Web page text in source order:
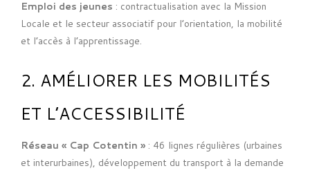
Emploi des jeunes : contractualisation avec la Mission
Locale et le secteur associatif pour l’orientation, la mobilité
et l’accès à l’apprentissage.
2. AMÉLIORER LES MOBILITÉS
ET L’ACCESSIBILITÉ
Réseau « Cap Cotentin » : 46 lignes régulières (urbaines
et interurbaines), développement du transport à la demande